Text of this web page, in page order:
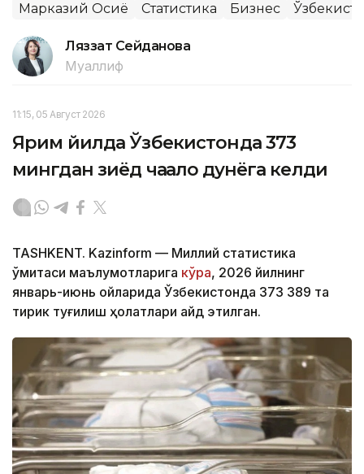
Марказий Осиё Статистика Бизнес
Ляззат Сейданова
Муаллиф
11:15, 05 Август 2026
Ярим йилда Ўзбекистонда 373
мингдан зиёд чақалоқ дунёга келди
TASHKENT. Kazinform — Миллий статистика
қўмитаси маълумотларига кўра, 2026 йилнинг
январь-июнь ойларида Ўзбекистонда 373 389 та
тирик туғилиш ҳолатлари қайд этилган.